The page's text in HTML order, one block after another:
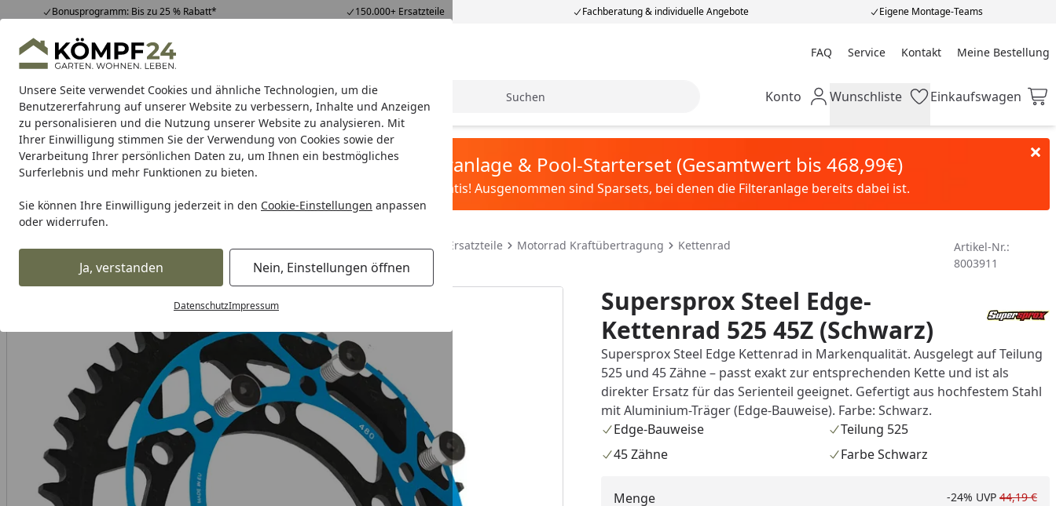
Unsere Seite verwendet Cookies und ähnliche Technologien, um die
Benutzererfahrung auf unserer Website zu verbessern, Inhalte und Anzeigen
zu personalisieren und die Nutzung unserer Website zu analysieren. Mit
Ihrer Einwilligung stimmen Sie der Verwendung von Cookies sowie der
Verarbeitung Ihrer persönlichen Daten zu, um Ihnen ein bestmögliches
Surferlebnis und mehr Funktionen zu bieten.
Sie können Ihre Einwilligung jederzeit in den Cookie-Einstellungen anpassen
oder widerrufen.
Ja, verstanden Nein, Einstellungen öffnen
DatenschutzImpressum
Bonusprogramm: Bis zu 25 % Rabatt* 150.000+ Ersatzteile Fachberatung & individuelle Angebote Eigene Montage-Teams
Hotline07051 / 9 22 22
Mo-Fr. 8-16 Uhr 25.961 Bewertungen FAQ Service Kontakt Meine Bestellung
Meine Bestellung
Alle Produkte
Alle ProdukteHighlights Tipps & Tricks Suche Mein Konto
Konto Wunschliste
Wunschliste Einkaufswagen
Einkaufswagen
Karibu Pools inkl. gratis Sandfilteranlage & Pool-Starterset (Gesamtwert bis 468,99€)
Dein Traumpool im Sorglos-Paket: Filter&Pflege gratis! Ausgenommen sind Sparsets, bei denen die Filteranlage bereits dabei ist.
Auto & Zweirad Motorradzubehör & Werkzeuge Motorradteile & Motorrad Ersatzteile Motorrad Kraftübertragung
Kettenrad
Supersprox Steel Edge-Kettenrad 525 45Z (Schwarz)
Artikel-Nr.:
8003911
Supersprox Steel Edge-
Kettenrad 525 45Z (Schwarz)
Supersprox Steel Edge Kettenrad in Markenqualität. Ausgelegt auf Teilung
525 und 45 Zähne – passt exakt zur entsprechenden Kette und ist als
direkter Ersatz für das Serienteil geeignet. Gefertigt aus hochfestem Stahl
mit Aluminium-Träger (Edge-Bauweise). Farbe: Schwarz.
Edge-Bauweise
Teilung 525
45 Zähne
Farbe Schwarz
Menge -24% UVP 44,19 €